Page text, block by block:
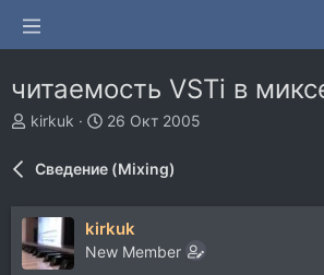
читаемость VSTi в
А
т
р
т
е
м
kirkuk
Д
а
н
а
26 Окт 2005
Сведение (Mixing)
kirkuk
New Member